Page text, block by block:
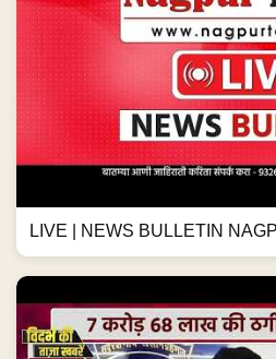
LIVE | NEWS BULLETIN